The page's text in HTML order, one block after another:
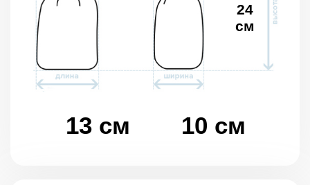
13 см 10 см
24
см